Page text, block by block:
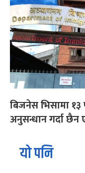
बिजनेस भिसामा
अनुसन्धान गर्दा छैन
यो पनि